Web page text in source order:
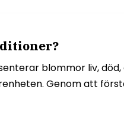
blommor liv,
Genom att